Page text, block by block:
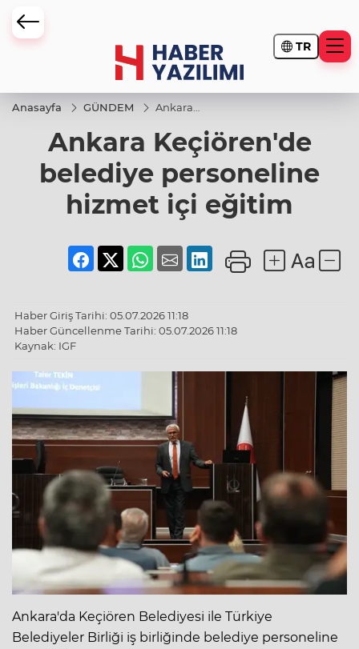
TR
Anasayfa GÜNDEM
Ankara
belediye
personeline
hizmet içi
eğitim
Ankara Keçiören'de
belediye personeline
hizmet içi eğitim
Haber Giriş Tarihi: 05.07.2026 11:18
Haber Güncellenme Tarihi: 05.07.2026 11:18
Kaynak: IGF
Ankara'da Keçiören Belediyesi ile Türkiye
Belediyeler Birliği iş birliğinde belediye personeline